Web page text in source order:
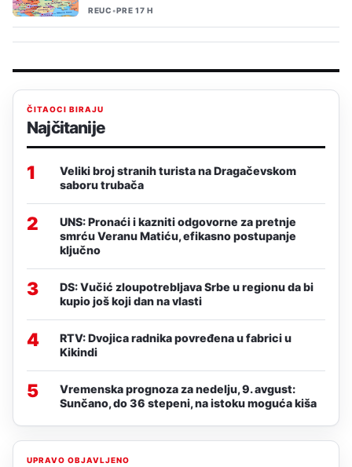
REUC•PRE 17 H
ČITAOCI BIRAJU
Najčitanije
1
Veliki broj stranih turista na Dragačevskom
saboru trubača
2
UNS: Pronaći i kazniti odgovorne za pretnje
smrću Veranu Matiću, efikasno postupanje
ključno
3
DS: Vučić zloupotrebljava Srbe u regionu da bi
kupio još koji dan na vlasti
4
RTV: Dvojica radnika povređena u fabrici u
Kikindi
5
Vremenska prognoza za nedelju, 9. avgust:
Sunčano, do 36 stepeni, na istoku moguća kiša
UPRAVO OBJAVLJENO